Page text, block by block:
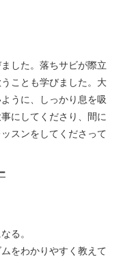
した。落ちサビが際立
ことも学びました。大
うに、しっかり息を吸
にしてくださり、間に
スンをしてくださって
る。
をわかりやすく教えて